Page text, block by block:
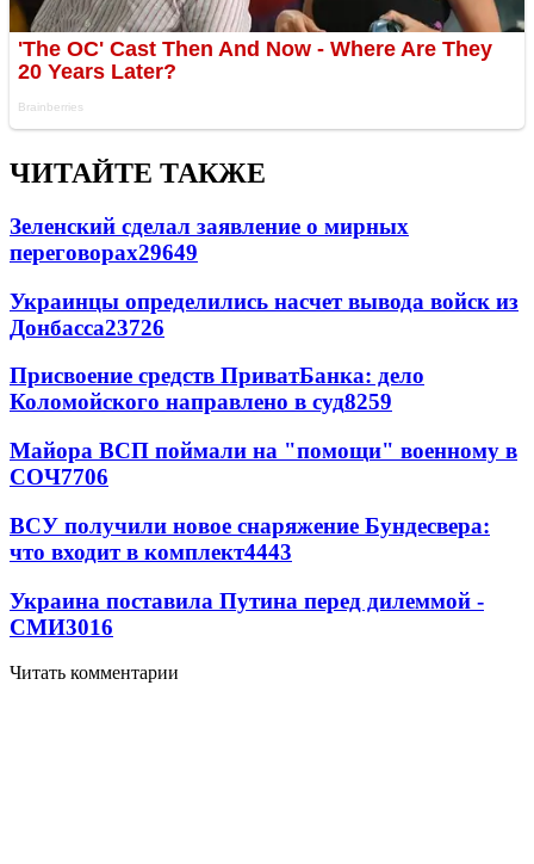
ЧИТАЙТЕ ТАКЖЕ
Зеленский сделал заявление о мирных
переговорах29649
Украинцы определились насчет вывода войск из
Донбасса23726
Присвоение средств ПриватБанка: дело
Коломойского направлено в суд8259
Майора ВСП поймали на "помощи" военному в
СОЧ7706
ВСУ получили новое снаряжение Бундесвера:
что входит в комплект4443
Украина поставила Путина перед дилеммой -
СМИ3016
Читать комментарии